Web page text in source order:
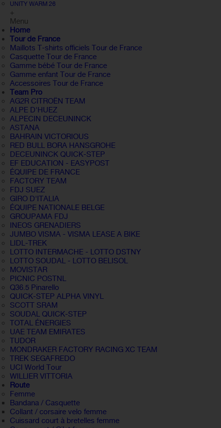
UNITY WARM 26
+
Menu
Home
Tour de France
Maillots T-shirts officiels Tour de France
Casquette Tour de France
Gamme bébé Tour de France
Gamme enfant Tour de France
Accessoires Tour de France
Team Pro
AG2R CITROËN TEAM
ALPE D'HUEZ
ALPECIN DECEUNINCK
ASTANA
BAHRAIN VICTORIOUS
RED BULL BORA HANSGROHE
DECEUNINCK QUICK-STEP
EF EDUCATION - EASYPOST
ÉQUIPE DE FRANCE
FACTORY TEAM
FDJ SUEZ
GIRO D'ITALIA
ÉQUIPE NATIONALE BELGE
GROUPAMA FDJ
INEOS GRENADIERS
JUMBO VISMA - VISMA LEASE A BIKE
LIDL-TREK
LOTTO INTERMACHE - LOTTO DSTNY
LOTTO SOUDAL - LOTTO BELISOL
MOVISTAR
PICNIC POSTNL
Q36.5 Pinarello
QUICK-STEP ALPHA VINYL
SCOTT SRAM
SOUDAL QUICK-STEP
TOTAL ÉNERGIES
UAE TEAM EMIRATES
TUDOR
MONDRAKER FACTORY RACING XC TEAM
TREK SEGAFREDO
UCI World Tour
WILLIER VITTORIA
Route
Femme
Bandana / Casquette
Collant / corsaire velo femme
Cuissard court à bretelles femme